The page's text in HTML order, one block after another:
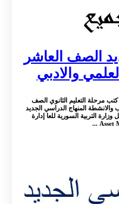
الصف العاشر
كتب مرحلة التعليم الثانوي الصف
والانشطة المنهاج الدراسي الجديد
التربية السورية للعا إدارة